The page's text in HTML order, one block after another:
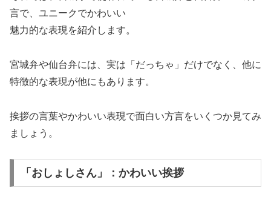
言で、ユニークでかわいい
魅力的な表現を紹介します。
宮城弁や仙台弁には、実は「だっちゃ」だけでなく、他に
特徴的な表現が他にもあります。
挨拶の言葉やかわいい表現で面白い方言をいくつか見てみ
ましょう。
「おしょしさん」：かわいい挨拶